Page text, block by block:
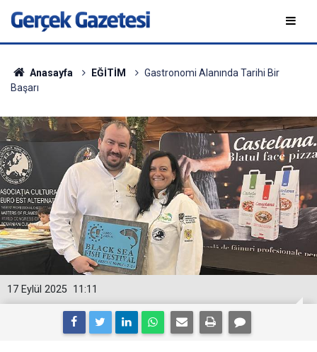
Anasayfa EĞİTİM
Gastronomi Alanında Tarihi Bir
Başarı
11:11
17 Eylül 2025